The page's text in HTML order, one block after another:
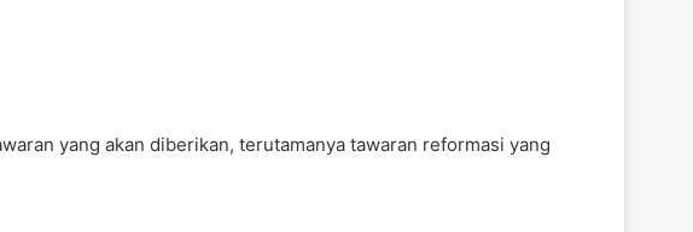
yang akan diberikan, terutamanya tawaran reformasi yang